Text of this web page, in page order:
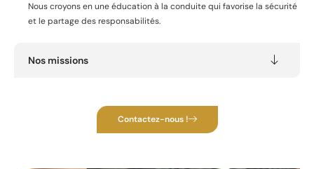
Nous croyons en une éducation à la conduite qui favorise la sécurité
et le partage des responsabilités.
Nos missions
Contactez-nous !